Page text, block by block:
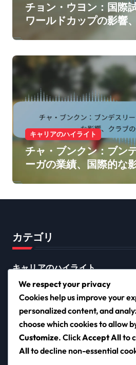
チョン・ウヨン：国際
ワールドカップの影響
アカップの歴史
キャリアのハイライト
チャ・ブンクン：ブン
ーガの業績、国際的な
カテゴリ
キャリアのハイライト
プレイヤーの経歴
国際的な業績
We respect your privacy
Cookies help us improve your
personalized content, and
choose which cookies to allow
Customize. ClickAccept Allto
Allto decline non-essential